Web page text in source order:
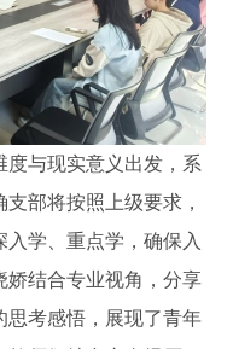
度与现实意义出发，系
部将按照上级要求，
学、重点学，确保入
娇结合专业视角，分享
思考感悟，展现了青年